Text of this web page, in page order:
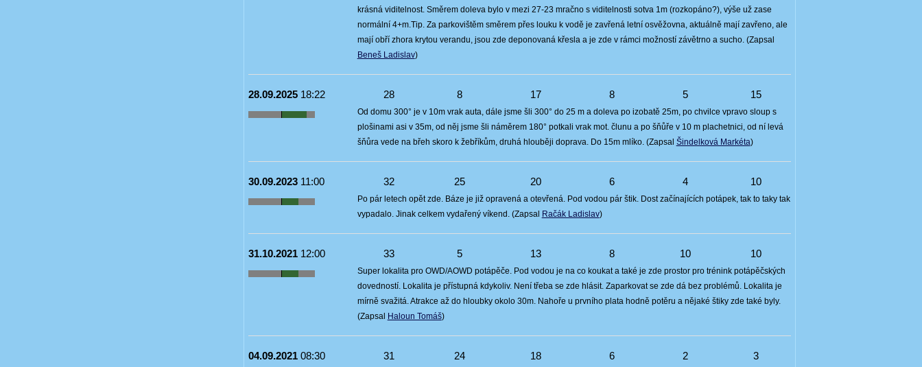
krásná viditelnost. Směrem doleva bylo v mezi 27-23 mračno s viditelnosti sotva 1m (rozkopáno?), výše už zase
normální 4+m.Tip. Za parkovištěm směrem přes louku k vodě je zavřená letní osvěžovna, aktuálně mají zavřeno, ale
mají obří zhora krytou verandu, jsou zde deponovaná křesla a je zde v rámci možností závětrno a sucho. (Zapsal
Beneš Ladislav)
28.09.202518:22 28 8 17 8 5 15
Od domu 300° je v 10m vrak auta, dále jsme šli 300° do 25 m a doleva po izobatě 25m, po chvilce vpravo sloup s
plošinami asi v 35m, od něj jsme šli náměrem 180° potkali vrak mot. člunu a po šňůře v 10 m plachetnici, od ní levá
šňůra vede na břeh skoro k žebříkům, druhá hlouběji doprava. Do 15m mlíko. (Zapsal Šindelková Markéta)
30.09.202311:00 32 25 20 6 4 10
Po pár letech opět zde. Báze je již opravená a otevřená. Pod vodou pár štik. Dost začínajících potápek, tak to taky tak
vypadalo. Jinak celkem vydařený víkend. (Zapsal Račák Ladislav)
31.10.202112:00 33 5 13 8 10 10
Super lokalita pro OWD/AOWD potápěče. Pod vodou je na co koukat a také je zde prostor pro trénink potápěčských
dovedností. Lokalita je přístupná kdykoliv. Není třeba se zde hlásit. Zaparkovat se zde dá bez problémů. Lokalita je
mírně svažitá. Atrakce až do hloubky okolo 30m. Nahoře u prvního plata hodně potěru a nějaké štiky zde také byly.
(Zapsal Haloun Tomáš)
04.09.202108:30 31 24 18 6 2 3